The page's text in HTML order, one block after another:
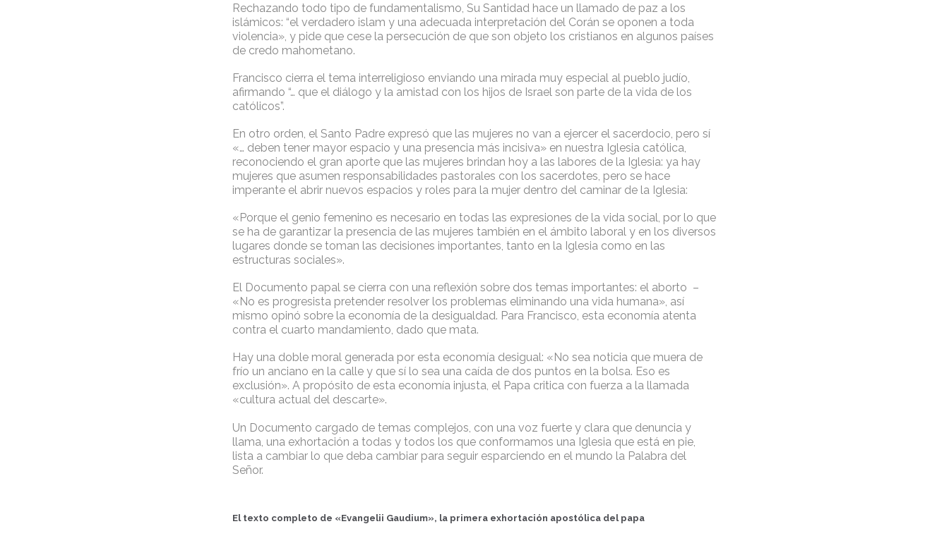
Rechazando todo tipo de fundamentalismo, Su Santidad hace un llamado de paz a los
islámicos: “el verdadero islam y una adecuada interpretación del Corán se oponen a toda
violencia», y pide que cese la persecución de que son objeto los cristianos en algunos países
de credo mahometano.
Francisco cierra el tema interreligioso enviando una mirada muy especial al pueblo judío,
afirmando “… que el diálogo y la amistad con los hijos de Israel son parte de la vida de los
católicos”.
En otro orden, el Santo Padre expresó que las mujeres no van a ejercer el sacerdocio, pero sí
«… deben tener mayor espacio y una presencia más incisiva» en nuestra Iglesia católica,
reconociendo el gran aporte que las mujeres brindan hoy a las labores de la Iglesia: ya hay
mujeres que asumen responsabilidades pastorales con los sacerdotes, pero se hace
imperante el abrir nuevos espacios y roles para la mujer dentro del caminar de la Iglesia:
«Porque el genio femenino es necesario en todas las expresiones de la vida social, por lo que
se ha de garantizar la presencia de las mujeres también en el ámbito laboral y en los diversos
lugares donde se toman las decisiones importantes, tanto en la Iglesia como en las
estructuras sociales».
El Documento papal se cierra con una reflexión sobre dos temas importantes: el aborto –
«No es progresista pretender resolver los problemas eliminando una vida humana», así
mismo opinó sobre la economía de la desigualdad. Para Francisco, esta economía atenta
contra el cuarto mandamiento, dado que mata.
Hay una doble moral generada por esta economía desigual: «No sea noticia que muera de
frío un anciano en la calle y que sí lo sea una caída de dos puntos en la bolsa. Eso es
exclusión». A propósito de esta economía injusta, el Papa critica con fuerza a la llamada
«cultura actual del descarte».
Un Documento cargado de temas complejos, con una voz fuerte y clara que denuncia y
llama, una exhortación a todas y todos los que conformamos una Iglesia que está en pie,
lista a cambiar lo que deba cambiar para seguir esparciendo en el mundo la Palabra del
Señor.
El texto completo de «Evangelii Gaudium», la primera exhortación apostólica del papa